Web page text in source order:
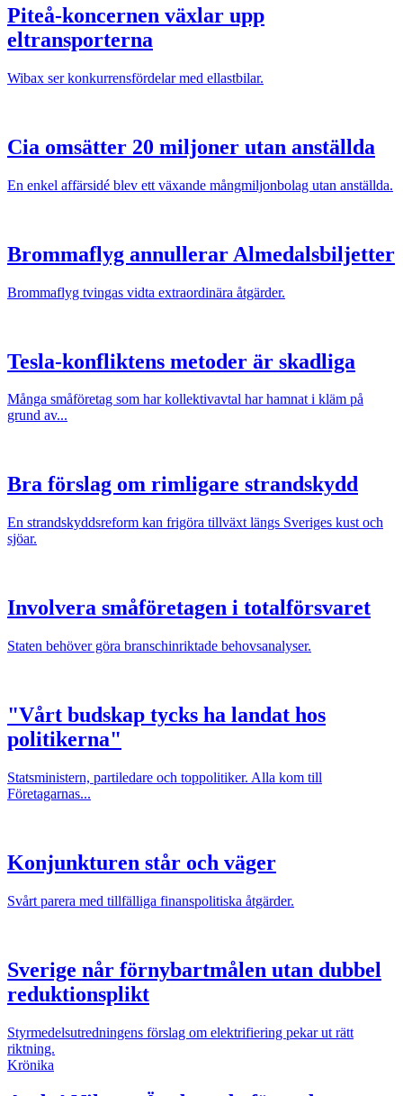
Piteå-koncernen växlar upp
eltransporterna
Wibax ser konkurrensfördelar med ellastbilar.
Cia omsätter 20 miljoner utan anställda
En enkel affärsidé blev ett växande mångmiljonbolag utan anställda.
Brommaflyg annullerar Almedalsbiljetter
Brommaflyg tvingas vidta extraordinära åtgärder.
Tesla-konfliktens metoder är skadliga
Många småföretag som har kollektivavtal har hamnat i kläm på
grund av...
Bra förslag om rimligare strandskydd
En strandskyddsreform kan frigöra tillväxt längs Sveriges kust och
sjöar.
Involvera småföretagen i totalförsvaret
Staten behöver göra branschinriktade behovsanalyser.
"Vårt budskap tycks ha landat hos
politikerna"
Statsministern, partiledare och toppolitiker. Alla kom till
Företagarnas...
Konjunkturen står och väger
Svårt parera med tillfälliga finanspolitiska åtgärder.
Sverige når förnybartmålen utan dubbel
reduktionsplikt
Styrmedelsutredningens förslag om elektrifiering pekar ut rätt
riktning.
Krönika